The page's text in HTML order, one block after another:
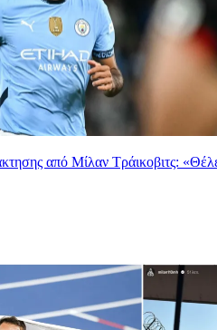
από Μίλαν Τράικοβιτς: